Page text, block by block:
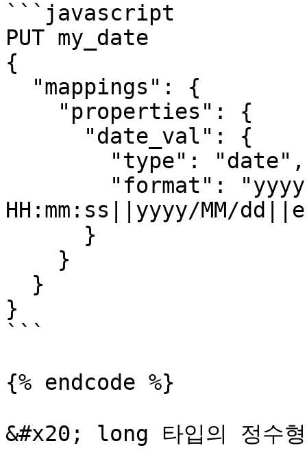
```javascript
PUT my_date
{
HH:mm:ss||yyyy/MM/
}
```
{% endcode %}
&#x20; long 타입의 정